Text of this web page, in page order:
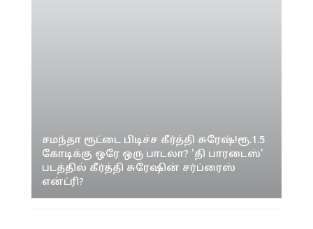
சமந்தா ரூட்டை பிடிச்ச கீர்த்தி சுரேஷ்!ரூ.1.5
கோடிக்கு ஒரே ஒரு பாடலா? 'தி பாரடைஸ்'
படத்தில் கீர்த்தி சுரேஷின் சர்ப்ரைஸ்